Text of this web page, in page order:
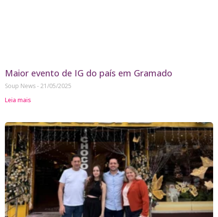
Maior evento de IG do país em Gramado
Soup News 21/05/2025
Leia mais